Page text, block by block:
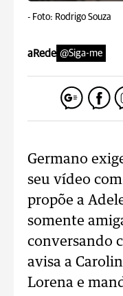
- Foto: Rodrigo Souza
aRede @Siga-me
Germano
seu vídeo
propõe a
somente
conversando
avisa a
Lorena e